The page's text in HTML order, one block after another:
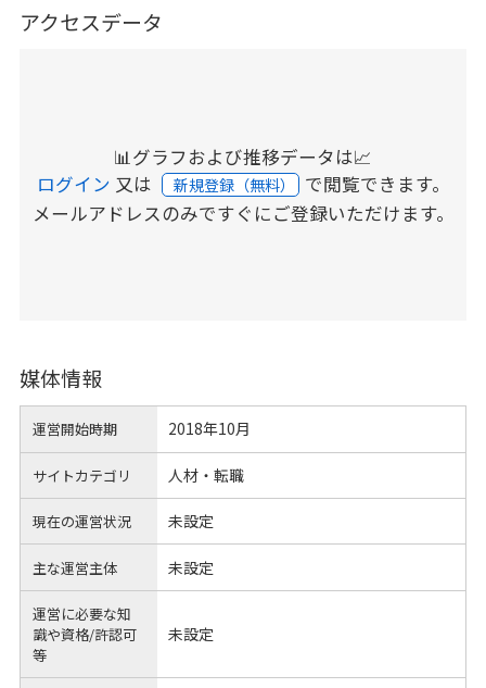
アクセスデータ
📊グラフおよび推移データは📈
ログイン 又は 新規登録（無料） で閲覧できます。
メールアドレスのみですぐにご登録いただけます。
媒体情報
運営開始時期 2018年10月
サイトカテゴリ 人材・転職
現在の運営状況 未設定
主な運営主体 未設定
運営に必要な知
識や資格/許認可
等
未設定